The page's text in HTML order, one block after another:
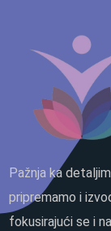
Pažnja ka
pripremamo i
fokusirajući se i